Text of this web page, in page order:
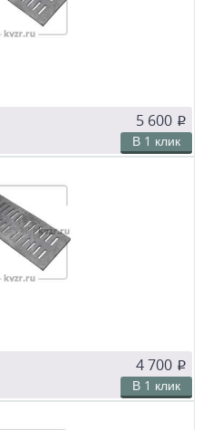
5 600 p
В 1 клик
в слоевых топках
котлов. Чтобы поддерживать в
дров, угля или брикетов, из
решетки.
4 700 p
В 1 клик